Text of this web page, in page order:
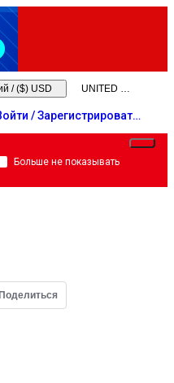
/ ($) USD
/ Зарегистрировать
Больше не показывать
Поделиться